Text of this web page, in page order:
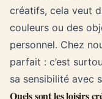
créatifs, cela veut
couleurs ou des
personnel. Chez
parfait : c’est
sa sensibilité avec
Quels sont les loisirs